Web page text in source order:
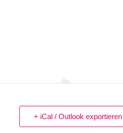
+ iCal / Outlook exportieren